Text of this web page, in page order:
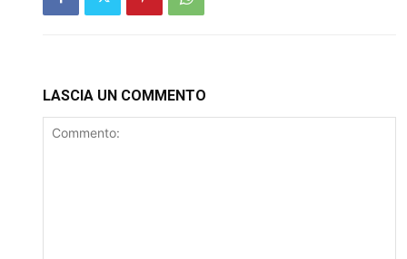
LASCIA UN COMMENTO